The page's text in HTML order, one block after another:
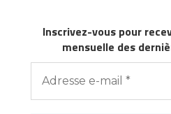
Inscrivez-vous pour
mensuelle des